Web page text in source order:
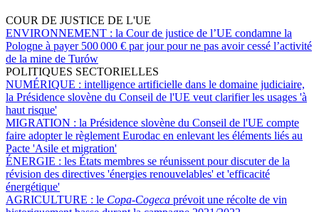
COUR DE JUSTICE DE L'UE
ENVIRONNEMENT : la Cour de justice de l’UE condamne la
Pologne à payer 500 000 € par jour pour ne pas avoir cessé l’activité
de la mine de Turów
POLITIQUES SECTORIELLES
NUMÉRIQUE : intelligence artificielle dans le domaine judiciaire,
la Présidence slovène du Conseil de l'UE veut clarifier les usages 'à
haut risque'
MIGRATION : la Présidence slovène du Conseil de l'UE compte
faire adopter le règlement Eurodac en enlevant les éléments liés au
Pacte 'Asile et migration'
ÉNERGIE : les États membres se réunissent pour discuter de la
révision des directives 'énergies renouvelables' et 'efficacité
énergétique'
AGRICULTURE : le Copa-Cogeca prévoit une récolte de vin